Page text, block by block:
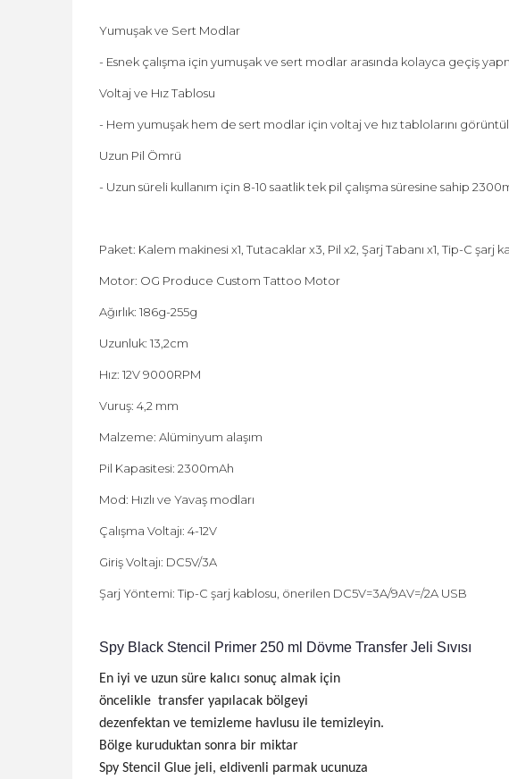
Yumuşak ve Sert Modlar
- Esnek çalışma için yumuşak ve sert modlar arasında kolayca geçiş
Voltaj ve Hız Tablosu
- Hem yumuşak hem de sert modlar için voltaj ve hız tablolarını
Uzun Pil Ömrü
- Uzun süreli kullanım için 8-10 saatlik tek pil çalışma süresine sahip
Paket: Kalem makinesi x1, Tutacaklar x3, Pil x2, Şarj Tabanı x1, Tip-C şarj
Motor: OG Produce Custom Tattoo Motor
Ağırlık: 186g-255g
Uzunluk: 13,2cm
Hız: 12V 9000RPM
Vuruş: 4,2 mm
Malzeme: Alüminyum alaşım
Pil Kapasitesi: 2300mAh
Mod: Hızlı ve Yavaş modları
Çalışma Voltajı: 4-12V
Giriş Voltajı: DC5V/3A
Şarj Yöntemi: Tip-C şarj kablosu, önerilen DC5V=3A/9AV=/2A USB
Spy Black Stencil Primer 250 ml Dövme Transfer Jeli Sıvısı
En iyi ve uzun süre kalıcı sonuç almak için
öncelikle transfer yapılacak bölgeyi
dezenfektan ve temizleme havlusu ile temizleyin.
Bölge kuruduktan sonra bir miktar
Spy Stencil Glue jeli, eldivenli parmak ucunuza